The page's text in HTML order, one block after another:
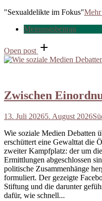
"Sexualdelikte im Fokus"Mehr
Meinungsbeitrag
Open post
Zwischen
13. Juli 20265. August 2026
Wie soziale Medien Debatten
erschüttert eine Gewalttat die
zweiter Kampfplatz: der um
Ermittlungen abgeschlossen
politische Zusammenhänge
formuliert. Der gezeigte
Stiftung und die darunter
dafür, wie schnell...